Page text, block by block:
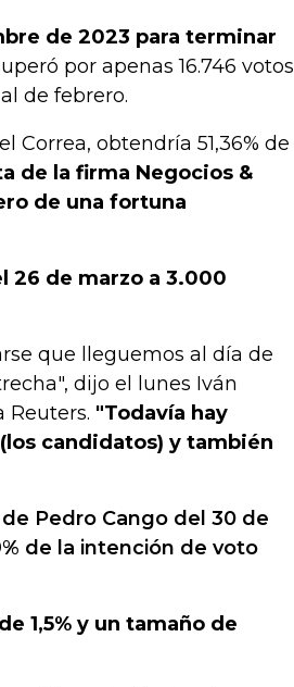
de 2023 para terminar
por apenas 16.746 votos
de febrero.
Correa, obtendría 51,36% de
de la firma Negocios &
de una fortuna
26 de marzo a 3.000
que lleguemos al día de
dijo el lunes Iván
Reuters. "Todavía hay
candidatos) y también
Pedro Cango del 30 de
de la intención de voto
1,5% y un tamaño de